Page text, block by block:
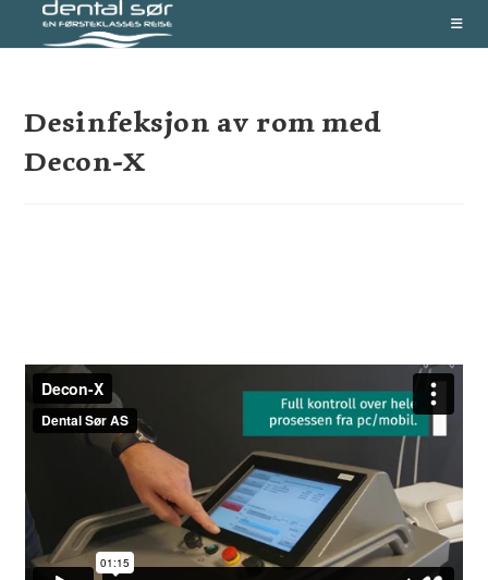
Desinfeksjon av rom med
Decon-X